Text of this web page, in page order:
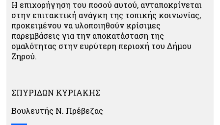
Η επιχορήγηση του ποσού αυτού, ανταποκρίνεται
στην επιτακτική ανάγκη της τοπικής κοινωνίας,
προκειμένου να υλοποιηθούν κρίσιμες
παρεμβάσεις για την αποκατάσταση της
ομαλότητας στην ευρύτερη περιοχή του Δήμου
Ζηρού.
ΣΠΥΡΙΔΩΝ ΚΥΡΙΑΚΗΣ
Βουλευτής Ν. Πρέβεζας